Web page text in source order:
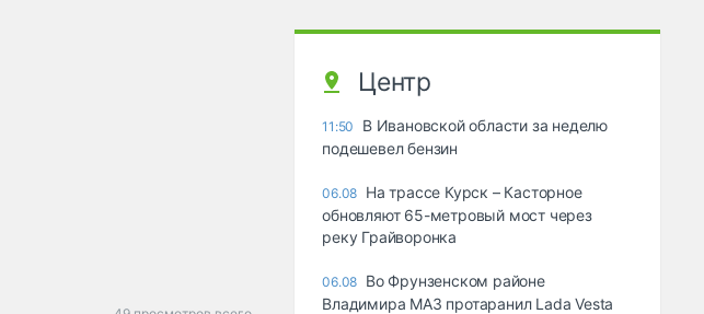
Центр
11:50
В Ивановской области за неделю
подешевел бензин
06.08 На трассе Курск – Касторное
обновляют 65-метровый мост через
реку Грайворонка
06.08 Во Фрунзенском районе
Владимира МАЗ протаранил Lada Vesta